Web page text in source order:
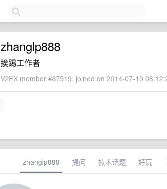
zhanglp888
挨踢工作者
V2EX member #67519, joined on 2014-07-10
zhanglp888 提问 技术话题 好玩